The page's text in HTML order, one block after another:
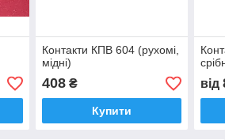
Контакти КПВ 604 (рухомі,
мідні)
408₴
Купити
від